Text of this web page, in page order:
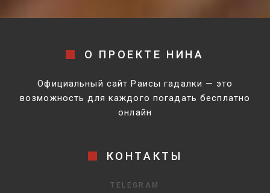
О ПРОЕКТЕ НИНА
Официальный сайт Раисы гадалки — это
возможность для каждого погадать бесплатно
онлайн
КОНТАКТЫ
TELEGRAM